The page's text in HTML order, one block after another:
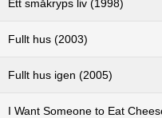
Ett småkryps liv (1998)
Fullt hus (2003)
Fullt hus igen (2005)
I Want Someone to Eat